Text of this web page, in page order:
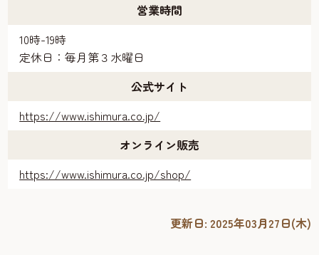
営業時間
10時-19時
定休日：毎月第３水曜日
公式サイト
https://www.ishimura.co.jp/
オンライン販売
https://www.ishimura.co.jp/shop/
更新日: 2025年03月27日(木)